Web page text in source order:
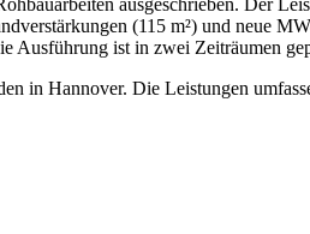
ausgeschrieben. Der
(115 m²) und neue
Ausführung ist in zwei Zeiträumen
in Hannover. Die Leistungen